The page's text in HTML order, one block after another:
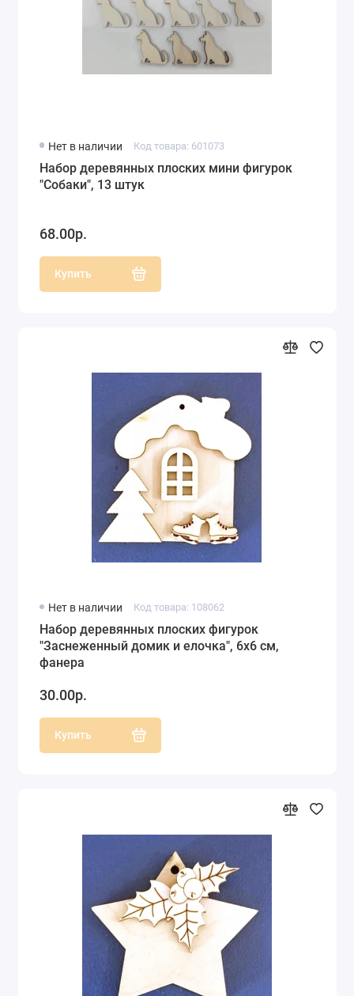
Нет в наличии Код товара: 601073
Набор деревянных плоских мини фигурок
"Собаки", 13 штук
68.00р.
Купить
Нет в наличии Код товара: 108062
Набор деревянных плоских фигурок
"Заснеженный домик и елочка", 6х6 см,
фанера
30.00р.
Купить